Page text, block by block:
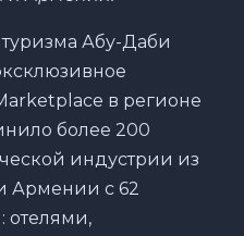
Абу-Даби
в регионе
более 200
индустрии из
и Армении с 62
отелями,